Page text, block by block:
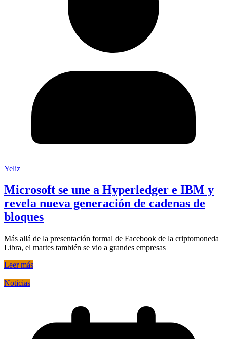
Yeliz
Microsoft se une a Hyperledger e IBM y
revela nueva generación de cadenas de
bloques
Más allá de la presentación formal de Facebook de la criptomoneda
Libra, el martes también se vio a grandes empresas
Leer más
Noticias